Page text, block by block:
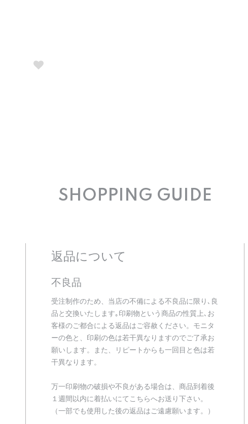
SHOPPING GUIDE
返品について
不良品
受注制作のため、当店の不備による不良品に限り､良
品と交換いたします｡印刷物という商品の性質上､お
客様のご都合による返品はご容赦ください。モニタ
ーの色と、印刷の色は若干異なりますのでご了承お
願いします。また、リピートからも一回目と色は若
干異なります。
万一印刷物の破損や不良がある場合は、商品到着後
１週間以内に着払いにてこちらへお送り下さい。
（一部でも使用した後の返品はご遠慮願います。）